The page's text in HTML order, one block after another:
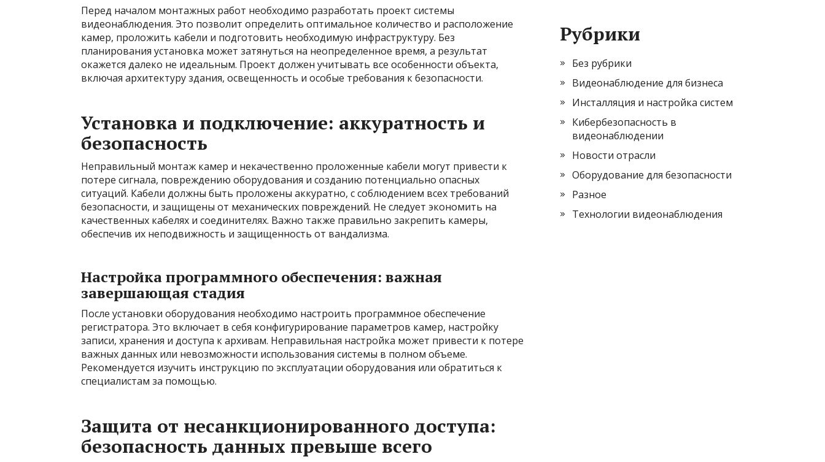
Перед началом монтажных работ необходимо разработать проект системы
видеонаблюдения. Это позволит определить оптимальное количество и расположение
камер, проложить кабели и подготовить необходимую инфраструктуру. Без
планирования установка может затянуться на неопределенное время, а результат
окажется далеко не идеальным. Проект должен учитывать все особенности объекта,
включая архитектуру здания, освещенность и особые требования к безопасности.
Установка и подключение: аккуратность и
безопасность
Неправильный монтаж камер и некачественно проложенные кабели могут привести к
потере сигнала, повреждению оборудования и созданию потенциально опасных
ситуаций. Кабели должны быть проложены аккуратно, с соблюдением всех требований
безопасности, и защищены от механических повреждений. Не следует экономить на
качественных кабелях и соединителях. Важно также правильно закрепить камеры,
обеспечив их неподвижность и защищенность от вандализма.
Настройка программного обеспечения: важная
завершающая стадия
После установки оборудования необходимо настроить программное обеспечение
регистратора. Это включает в себя конфигурирование параметров камер, настройку
записи, хранения и доступа к архивам. Неправильная настройка может привести к потере
важных данных или невозможности использования системы в полном объеме.
Рекомендуется изучить инструкцию по эксплуатации оборудования или обратиться к
специалистам за помощью.
Защита от несанкционированного доступа:
безопасность данных превыше всего
Рубрики
Без рубрики
Видеонаблюдение для бизнеса
Инсталляция и настройка систем
Кибербезопасность в
видеонаблюдении
Новости отрасли
Оборудование для безопасности
Разное
Технологии видеонаблюдения